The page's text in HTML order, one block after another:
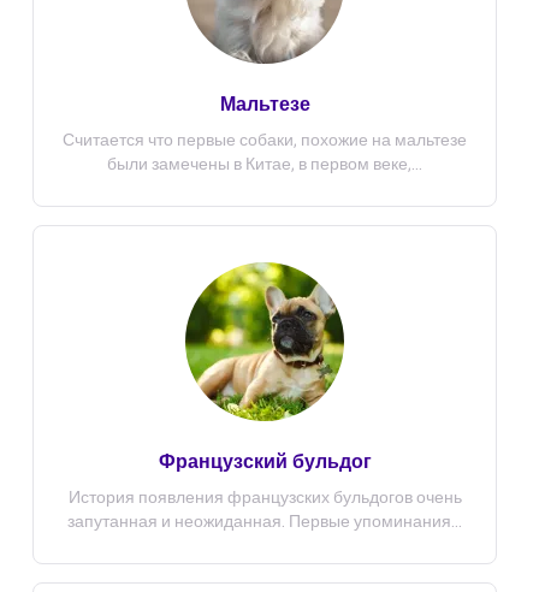
Мальтезе
Считается что первые собаки, похожие на мальтезе
были замечены в Китае, в первом веке,...
Французский бульдог
История появления французских бульдогов очень
запутанная и неожиданная. Первые упоминания...